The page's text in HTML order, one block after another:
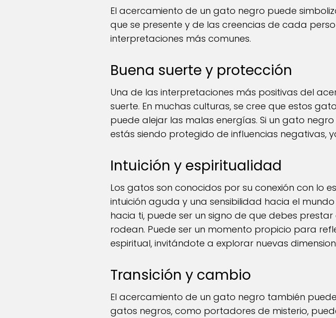
El acercamiento de un gato negro puede
que se presente y de las creencias de cada
interpretaciones más comunes.
Buena suerte y protección
Una de las interpretaciones más positivas del
suerte. En muchas culturas, se cree que estos
puede alejar las malas energías. Si un gato
estás siendo protegido de influencias negativas,
Intuición y espiritualidad
Los gatos son conocidos por su conexión con lo
intuición aguda y una sensibilidad hacia el
hacia ti, puede ser un signo de que debes
rodean. Puede ser un momento propicio para
espiritual, invitándote a explorar nuevas
Transición y cambio
El acercamiento de un gato negro también
gatos negros, como portadores de misterio,